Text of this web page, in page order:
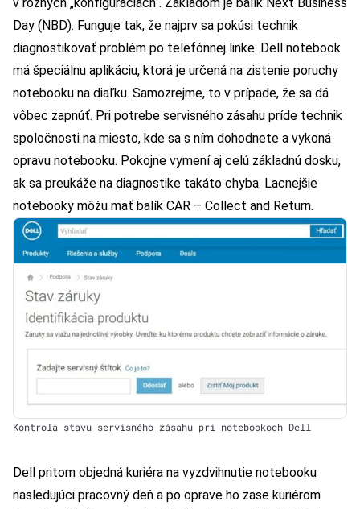
Day (NBD). Funguje tak, že najprv sa pokúsi technik
diagnostikovať problém po telefónnej linke. Dell notebook
má špeciálnu aplikáciu, ktorá je určená na zistenie poruchy
notebooku na diaľku. Samozrejme, to v prípade, že sa dá
vôbec zapnúť. Pri potrebe servisného zásahu príde technik
spoločnosti na miesto, kde sa s ním dohodnete a vykoná
opravu notebooku. Pokojne vymení aj celú základnú dosku,
ak sa preukáže na diagnostike takáto chyba. Lacnejšie
notebooky môžu mať balík CAR – Collect and Return.
Kontrola stavu servisného zásahu pri notebookoch Dell
Dell pritom objedná kuriéra na vyzdvihnutie notebooku
nasledujúci pracovný deň a po oprave ho zase kuriérom